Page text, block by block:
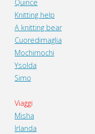
Quince
Knitting help
A knitting bear
Cuoredimaglia
Mochimochi
Ysolda
Simo
Viaggi
Misha
Irlanda